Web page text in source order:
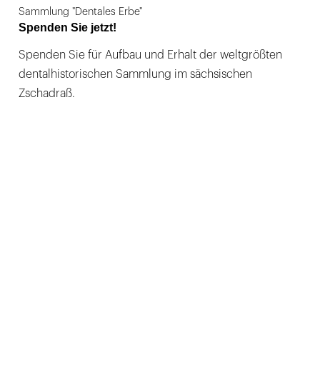
Sammlung "Dentales Erbe"
Spenden Sie jetzt!
Spenden Sie für Aufbau und Erhalt der weltgrößten
dentalhistorischen Sammlung im sächsischen
Zschadraß.